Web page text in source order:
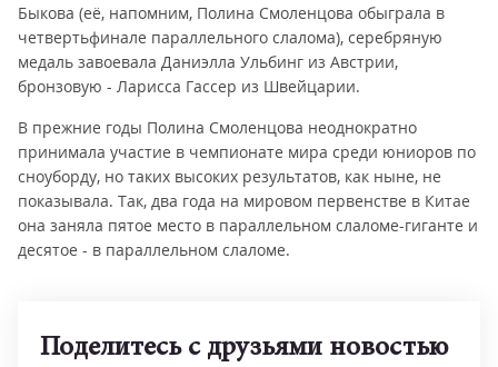
Быкова (её, напомним, Полина Смоленцова обыграла в
четвертьфинале параллельного слалома), серебряную
медаль завоевала Даниэлла Ульбинг из Австрии,
бронзовую - Ларисса Гассер из Швейцарии.
В прежние годы Полина Смоленцова неоднократно
принимала участие в чемпионате мира среди юниоров по
сноуборду, но таких высоких результатов, как ныне, не
показывала. Так, два года на мировом первенстве в Китае
она заняла пятое место в параллельном слаломе-гиганте и
десятое - в параллельном слаломе.
Поделитесь с друзьями новостью